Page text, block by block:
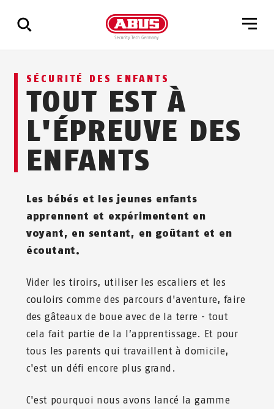
Affichage
tous
résultats
SÉCURITÉ DES ENFANTS
TOUT EST À
L'ÉPREUVE DES
ENFANTS
Les bébés et les jeunes enfants
apprennent et expérimentent en
voyant, en sentant, en goûtant et en
écoutant.
Vider les tiroirs, utiliser les escaliers et les
couloirs comme des parcours d'aventure, faire
des gâteaux de boue avec de la terre - tout
cela fait partie de la l’apprentissage. Et pour
tous les parents qui travaillent à domicile,
c'est un défi encore plus grand.
C'est pourquoi nous avons lancé la gamme